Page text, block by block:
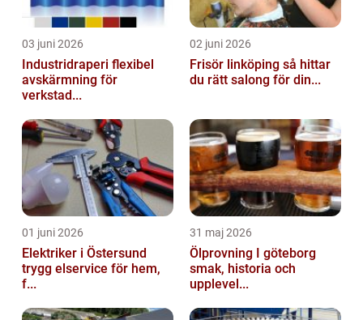
03 juni 2026
Industridraperi flexibel
avskärmning för
verkstad...
02 juni 2026
Frisör linköping så hittar
du rätt salong för din...
01 juni 2026
Elektriker i Östersund
trygg elservice för hem,
f...
31 maj 2026
Ölprovning I göteborg
smak, historia och
upplevel...